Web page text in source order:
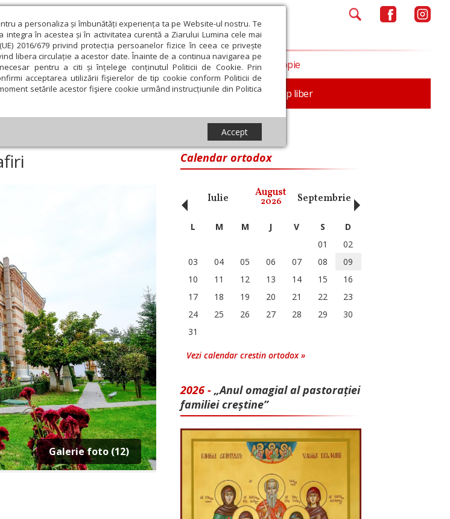
a personaliza și îmbunătăți experiența ta pe Website-ul nostru. Te
în acestea și în activitatea curentă a Ziarului Lumina cele mai
2016/679 privind protecția persoanelor fizice în ceea ce privește
libera circulație a acestor date. Înainte de a continua navigarea pe
pentru a citi și înțelege conținutul Politicii de Cookie. Prin
acceptarea utilizării fişierelor de tip cookie conform Politicii de
setările acestor fişiere cookie urmând instrucțiunile din Politica
Accept
Educaţie și Cultură Societate
Psihologie Religie și știință Familie Timp liber
Opinii Filantropie
Galerie foto (12)
Calendar ortodox
Iulie August
2026 Septembrie Octombrie
‹ L M M J V S
D
01
02
03
04 05 06 07 08
09
10
11 12 13 14 15
16
17
18 19 20 21 22
23
24
25 26 27 28 29
30
31
Vezi calendar crestin ortodox »
2026 - „Anul omagial al pastorației
familiei creștine”